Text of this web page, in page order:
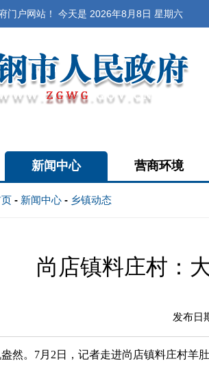
门户网站！ 今天是 2026年8月8日 星期六
新闻中心 营商环境
- 新闻中心 - 乡镇动态
尚店镇料庄村：
发布日
然。7月2日，记者走进尚店镇料庄村羊